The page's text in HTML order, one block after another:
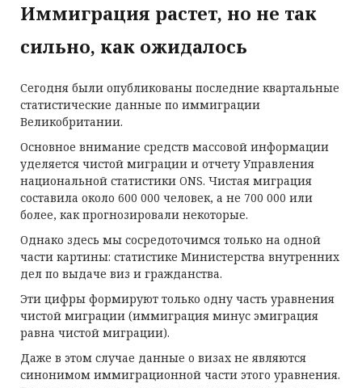
Иммиграция растет, но не так
сильно, как ожидалось
Сегодня были опубликованы последние квартальные
статистические данные по иммиграции
Великобритании.
Основное внимание средств массовой информации
уделяется чистой миграции и отчету Управления
национальной статистики ONS. Чистая миграция
составила около 600 000 человек, а не 700 000 или
более, как прогнозировали некоторые.
Однако здесь мы сосредоточимся только на одной
части картины: статистике Министерства внутренних
дел по выдаче виз и гражданства.
Эти цифры формируют только одну часть уравнения
чистой миграции (иммиграция минус эмиграция
равна чистой миграции).
Даже в этом случае данные о визах не являются
синонимом иммиграционной части этого уравнения.